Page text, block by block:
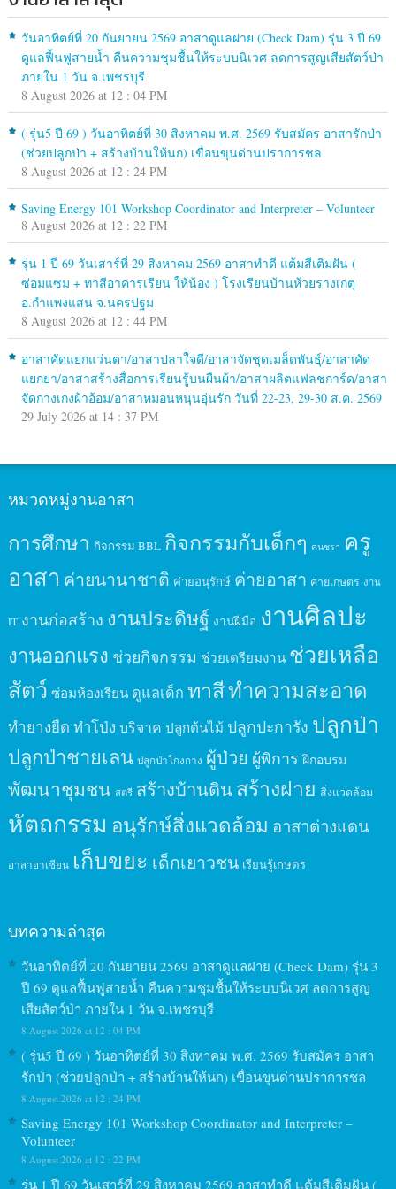
วันอาทิตย์ที่ 20 กันยายน 2569 อาสาดูแลฝาย (Check Dam) รุ่น 3 ปี 69
ดูแลฟื้นฟูสายน้ำ คืนความชุมชื้นให้ระบบนิเวศ ลดการสูญเสียสัตว์ป่า
ภายใน 1 วัน จ.เพชรบุรี
8 August 2026 at 12 : 04 PM
( รุ่น5 ปี 69 ) วันอาทิตย์ที่ 30 สิงหาคม พ.ศ. 2569 รับสมัคร อาสารักป่า
(ช่วยปลูกป่า + สร้างบ้านให้นก) เขื่อนขุนด่านปราการชล
8 August 2026 at 12 : 24 PM
Saving Energy 101 Workshop Coordinator and Interpreter – Volunteer
8 August 2026 at 12 : 22 PM
รุ่น 1 ปี 69 วันเสาร์ที่ 29 สิงหาคม 2569 อาสาทำดี แต้มสีเติมฝัน (
ซ่อมแซม + ทาสีอาคารเรียน ให้น้อง ) โรงเรียนบ้านห้วยรางเกตุ
อ.กำแพงแสน จ.นครปฐม
8 August 2026 at 12 : 44 PM
อาสาคัดแยกแว่นตา/อาสาปลาใจดี/อาสาจัดชุดเมล็ดพันธุ์/อาสาคัด
แยกยา/อาสาสร้างสื่อการเรียนรู้บนผืนผ้า/อาสาผลิตแฟลชการ์ด/อาสา
จัดกางเกงผ้าอ้อม/อาสาหมอนหนุนอุ่นรัก วันที่ 22-23, 29-30 ส.ค. 2569
29 July 2026 at 14 : 37 PM
หมวดหมู่งานอาสา
การศึกษา กิจกรรม BBL กิจกรรมกับเด็กๆ คนชรา ครู
อาสา ค่ายนานาชาติ ค่ายอนุรักษ์ ค่ายอาสา ค่ายเกษตร งาน
IT งานก่อสร้าง งานประดิษฐ์ งานฝีมือ งานศิลปะ
งานออกแรง ช่วยกิจกรรม ช่วยเตรียมงาน ช่วยเหลือ
สัตว์ ซ่อมห้องเรียน ดูแลเด็ก ทาสีทำความสะอาด
ทำยางยืด ทำโป่ง บริจาค ปลูกต้นไม้ ปลูกปะการัง ปลูกป่า
ปลูกป่าชายเลน ปลูกป่าโกงกาง ผู้ป่วย ผู้พิการ ฝึกอบรม
พัฒนาชุมชน สตรี สร้างบ้านดินสร้างฝาย สิ่งแวดล้อม
หัตถกรรม อนุรักษ์สิ่งแวดล้อม อาสาต่างแดน
อาสาอาเซียน เก็บขยะ เด็กเยาวชน เรียนรู้เกษตร
บทความล่าสุด
วันอาทิตย์ที่ 20 กันยายน 2569 อาสาดูแลฝาย (Check Dam) รุ่น 3
ปี 69 ดูแลฟื้นฟูสายน้ำ คืนความชุมชื้นให้ระบบนิเวศ ลดการสูญ
เสียสัตว์ป่า ภายใน 1 วัน จ.เพชรบุรี
8 August 2026 at 12 : 04 PM
( รุ่น5 ปี 69 ) วันอาทิตย์ที่ 30 สิงหาคม พ.ศ. 2569 รับสมัคร อาสา
รักป่า (ช่วยปลูกป่า + สร้างบ้านให้นก) เขื่อนขุนด่านปราการชล
8 August 2026 at 12 : 24 PM
Saving Energy 101 Workshop Coordinator and Interpreter –
Volunteer
8 August 2026 at 12 : 22 PM
รุ่น 1 ปี 69 วันเสาร์ที่ 29 สิงหาคม 2569 อาสาทำดี แต้มสีเติมฝัน (